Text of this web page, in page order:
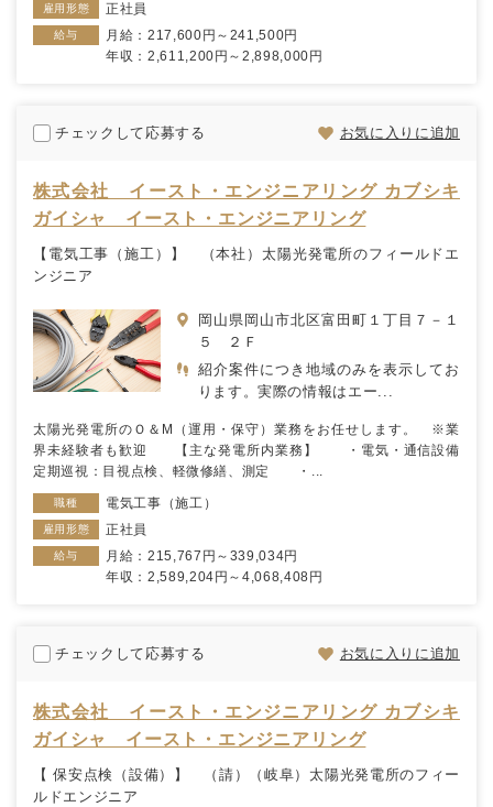
雇用形態 正社員
給与
月給：217,600円～241,500円
年収：2,611,200円～2,898,000円
チェックして応募する お気に入りに追加
株式会社 イースト・エンジニアリング カブシキ
ガイシャ イースト・エンジニアリング
【電気工事（施工）】 （本社）太陽光発電所のフィールドエ
ンジニア
岡山県岡山市北区富田町１丁目７－１
５ ２Ｆ
紹介案件につき地域のみを表示してお
ります。実際の情報はエー...
太陽光発電所のＯ＆М（運用・保守）業務をお任せします。 ※業
界未経験者も歓迎 【主な発電所内業務】 ・電気・通信設備
定期巡視：目視点検、軽微修繕、測定 ・...
職種 電気工事（施工）
雇用形態 正社員
給与
月給：215,767円～339,034円
年収：2,589,204円～4,068,408円
チェックして応募する お気に入りに追加
株式会社 イースト・エンジニアリング カブシキ
ガイシャ イースト・エンジニアリング
【 保安点検（設備）】 （請）（岐阜）太陽光発電所のフィー
ルドエンジニア